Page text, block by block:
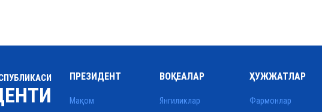
ПРЕЗИДЕНТ
Мақом
ВОҚЕАЛАР
Янгиликлар
ҲУЖЖАТЛАР
Фармонлар